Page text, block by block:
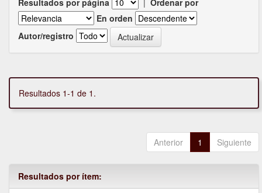
Resultados por página | Ordenar por
En orden
Autor/registro
Resultados 1-1 de 1.
Anterior 1 Siguiente
Resultados por ítem: